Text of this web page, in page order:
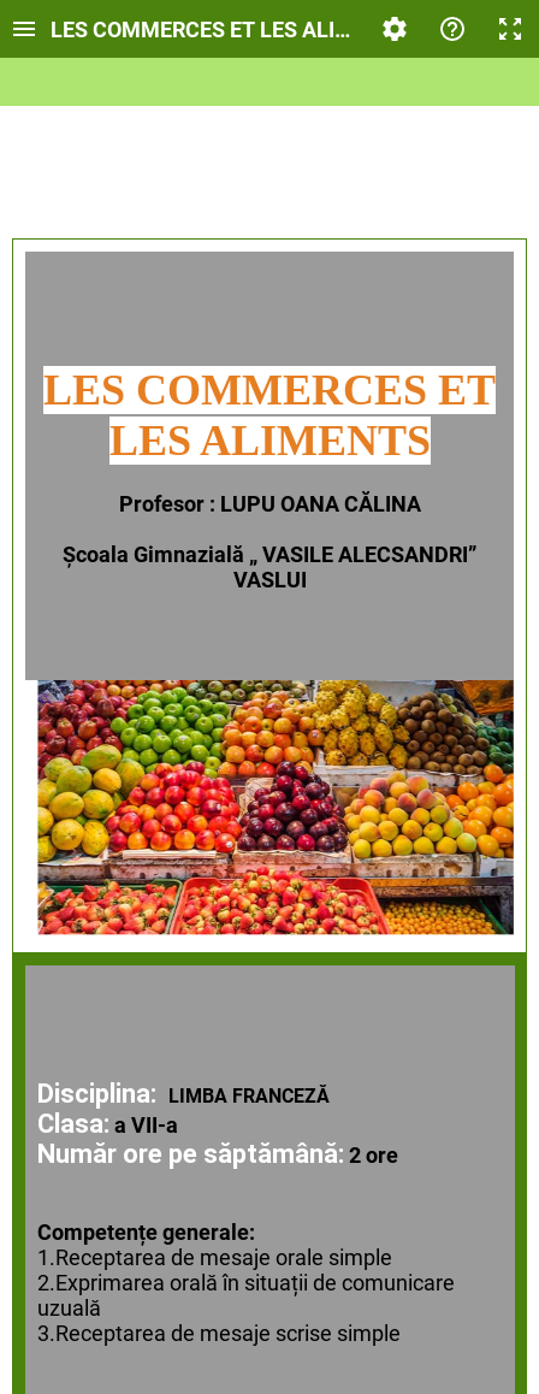
LES COMMERCES ET LES ALIMENTS
LES COMMERCES ET
LES ALIMENTS
Profesor : LUPU OANA CĂLINA
Școala Gimnazială „ VASILE ALECSANDRI”
VASLUI
Disciplina: LIMBA FRANCEZĂ
Clasa: a VII-a
Număr ore pe săptămână: 2 ore
Competențe generale:
1.Receptarea de mesaje orale simple
2.Exprimarea oralăîn situații de comunicare
uzuală
3.Receptarea de mesaje scrise simple